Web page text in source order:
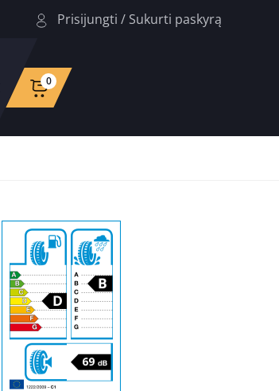
Prisijungti / Sukurti paskyrą
0